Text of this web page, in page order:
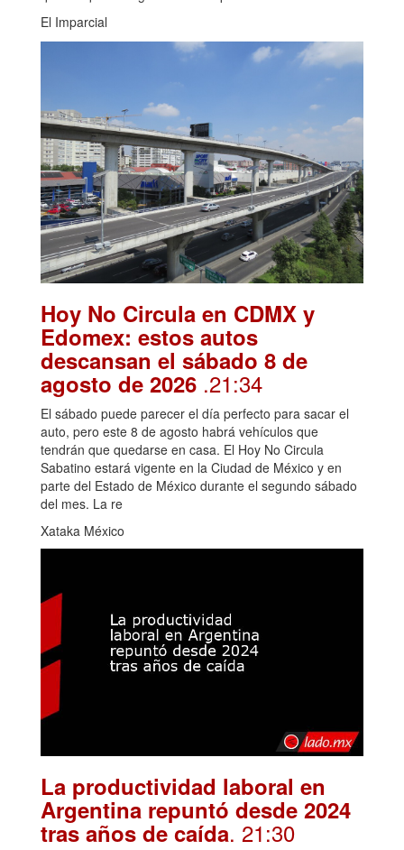
El Imparcial
Hoy No Circula en CDMX y
Edomex: estos autos
descansan el sábado 8 de
agosto de 2026 .21:34
El sábado puede parecer el día perfecto para sacar el
auto, pero este 8 de agosto habrá vehículos que
tendrán que quedarse en casa. El Hoy No Circula
Sabatino estará vigente en la Ciudad de México y en
parte del Estado de México durante el segundo sábado
del mes. La re
Xataka México
La productividad laboral en
Argentina repuntó desde 2024
tras años de caída. 21:30